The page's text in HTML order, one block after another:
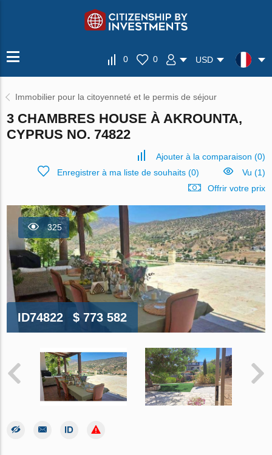
0 0 USD
Immobilier pour la citoyenneté et le permis de séjour
3 CHAMBRES HOUSE À AKROUNTA,
CYPRUS NO. 74822
Ajouter à la comparaison (0)
Enregistrer à ma liste de souhaits(0)
Vu (1)
Offrir votre prix
325
ID74822 $ 773 582